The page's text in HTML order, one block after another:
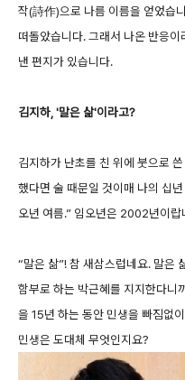
작(詩作)으로 나름 이름을 얻었습
떠돌았습니다. 그래서 나온 반응
낸 편지가 있습니다.
김지하, '말은 삶'이라고?
김지하가 난초를 친 위에 붓으로
했다면 술 때문일 것이매 나의 십
오년 여름.” 임오년은 2002년이랍
“말은 삶”! 참 새삼스럽네요. 말은
함부로 하는 박근혜를 지지한다니
을 15년 하는 동안 민생을 빠짐없
민생은 도대체 무엇인지요?